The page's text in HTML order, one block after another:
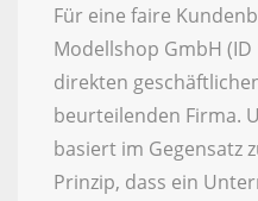
Für eine faire
Modellshop GmbH (ID
direkten
beurteilenden Firma.
basiert im Gegensatz
Prinzip, dass ein